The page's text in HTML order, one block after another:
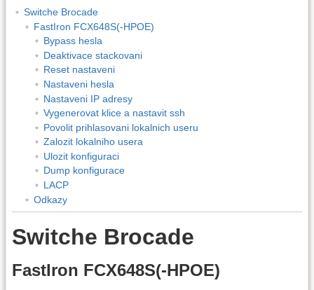
Switche Brocade
FastIron FCX648S(-HPOE)
Bypass hesla
Deaktivace stackovani
Reset nastaveni
Nastaveni hesla
Nastaveni IP adresy
Vygenerovat klice a nastavit ssh
Povolit prihlasovani lokalnich useru
Zalozit lokalniho usera
Ulozit konfiguraci
Dump konfigurace
LACP
Odkazy
Switche Brocade
FastIron FCX648S(-HPOE)